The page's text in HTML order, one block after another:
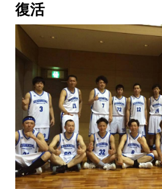
復活